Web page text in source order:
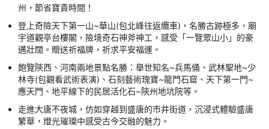
州，節省寶貴時間！
登上奇險天下第一山~華山(包北峰往返纜車)，名勝古跡極多，廟
宇道觀亭台樓閣，險境奇石神斧神工，感受「一覽眾山小」的豪
邁壯闊。贈送祈福牌，祈求平安福運。
飽覽陝西、河南兩地景點名勝：舉世知名~兵馬俑、武林聖地~少
林寺(包觀看武術表演)、石刻藝術瑰寶~龍門石窟、天下第一門~
應天門、地平線下的民居活化石~陝州地坑院等。
走進大唐不夜城，仿如穿越到盛唐的市井街道，沉浸式體驗盛唐
繁華，燈光璀璨中感受古今交融的魅力。